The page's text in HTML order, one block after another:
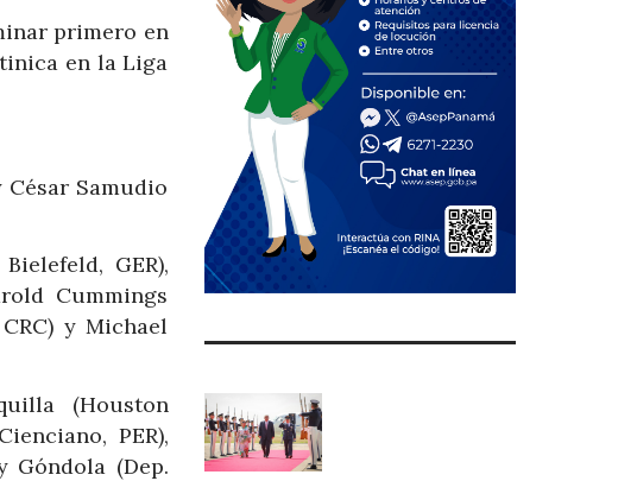
primero en
en la Liga
Samudio
GER),
Cummings
y Michael
(Houston
PER),
Góndola (Dep.